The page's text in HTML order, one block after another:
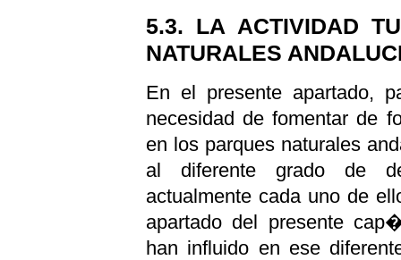
5.3. LA ACTIVIDAD
NATURALES
En el presente apartado,
necesidad de fomentar de
en los parques naturales
al diferente grado de
actualmente cada uno de
apartado del presente
han influido en ese